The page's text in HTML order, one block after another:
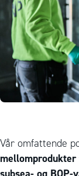
Vår omfattende